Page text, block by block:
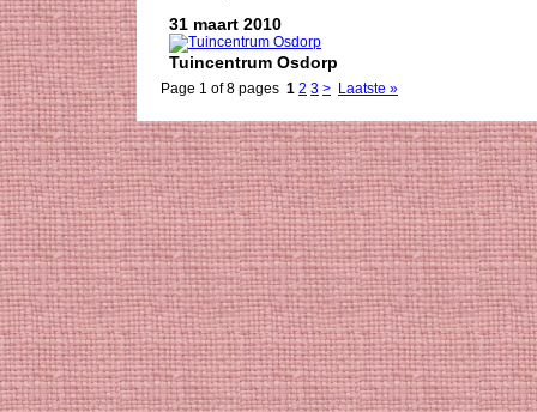
31 maart 2010
Tuincentrum Osdorp
Page 1 of 8 pages 1 2 3 > Laatste »